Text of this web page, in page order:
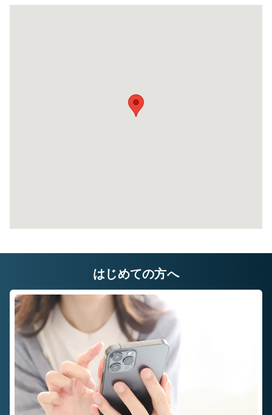
自宅に収納しきれないレジャー用品や季節もの
など様々な用途でご利用いただいております。
はじめての方へ